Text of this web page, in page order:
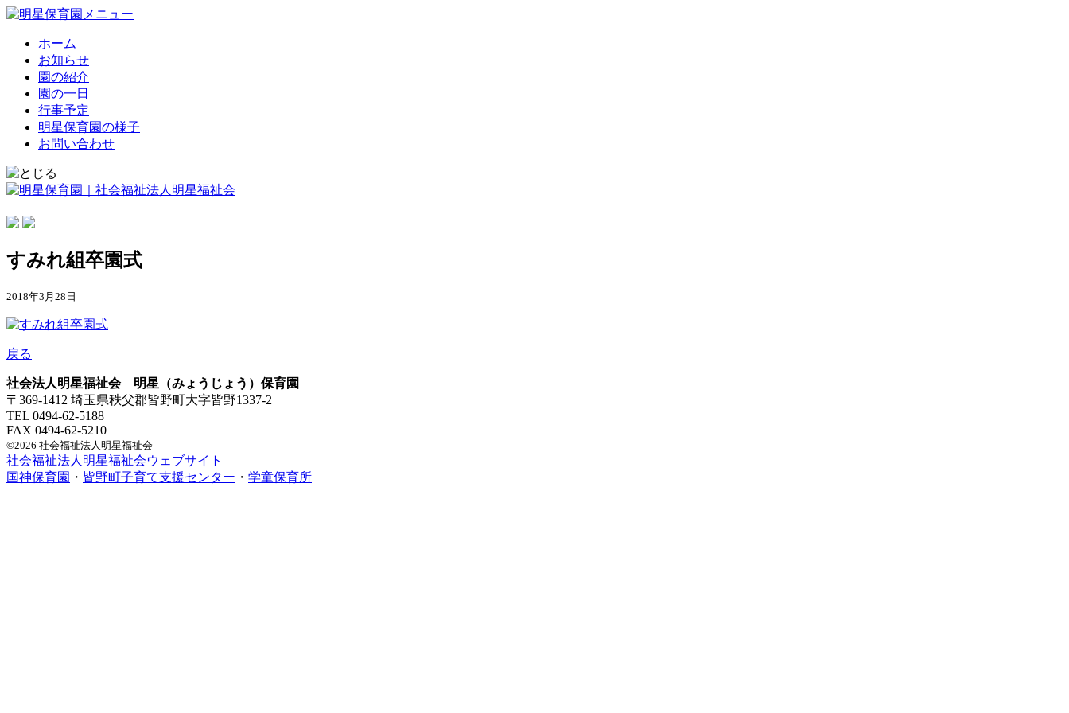
ホーム
お知らせ
園の紹介
園の一日
行事予定
明星保育園の様子
お問い合わせ
すみれ組卒園式
2018年3月28日
戻る
社会法人明星福祉会 明星（みょうじょう）保育園
〒369-1412 埼玉県秩父郡皆野町大字皆野1337-2
TEL 0494-62-5188
FAX 0494-62-5210
©2026 社会福祉法人明星福祉会
社会福祉法人明星福祉会ウェブサイト
国神保育園 ・ 皆野町子育て支援センター ・ 学童保育所